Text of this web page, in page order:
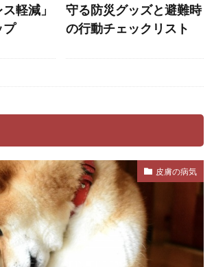
スナッフルマット
リ
スポットタイプ
スポット剤
ップ
セットバック
ト
タンパク質
ダイエット
ード
ダニ
ダニ・ノミ
ト
ダメ
チアノーゼ
チェックポイント
軽減」
プ
守る防災グッズと避難時
の行動チェックリスト
皮膚の病気